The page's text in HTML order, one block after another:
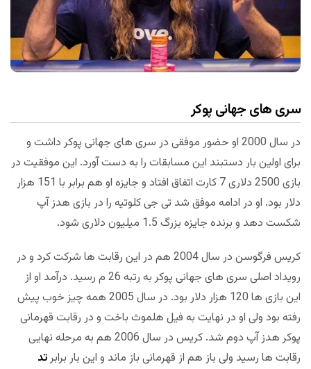
سری های جهانی پوکر
در سال 2000 او حضور موفقی در سری های جهانی پوکر داشت و
برای اولین بار دستبند این مسابقات را به دست آورد. این موفقیت در
بازی 2500 دلاری 7 کارت اتفاق افتاد و جایزه او هم برابر با 151 هزار
دلار بود. او در ادامه موفق شد تی جی کلوتیه را در بازی هدز آپ
شکست دهد و برنده جایزه بزرگ 1.5 میلیون دلاری شود.
کریس فرگوسن در سال 2004 هم در این رقابت ها شرکت کرد و در
رویداد اصلی سری های جهانی پوکر به رتبه 26 م رسید. درآمد او از
این بازی ها 120 هزار دلار بود. در سال 2005 همه چیز خوب پیش
رفته بود ولی او در نهایت به فیل هلموث باخت و در رقابت قهرمانی
پوکر هدز آپ دوم شد. کریس در سال 2006 هم به مرحله نهایی
رقابت ها رسید ولی باز هم از قهرمانی باز ماند و این بار برابرتد